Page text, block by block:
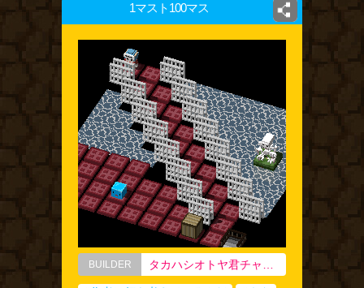
1マスト100マス
BUILDER